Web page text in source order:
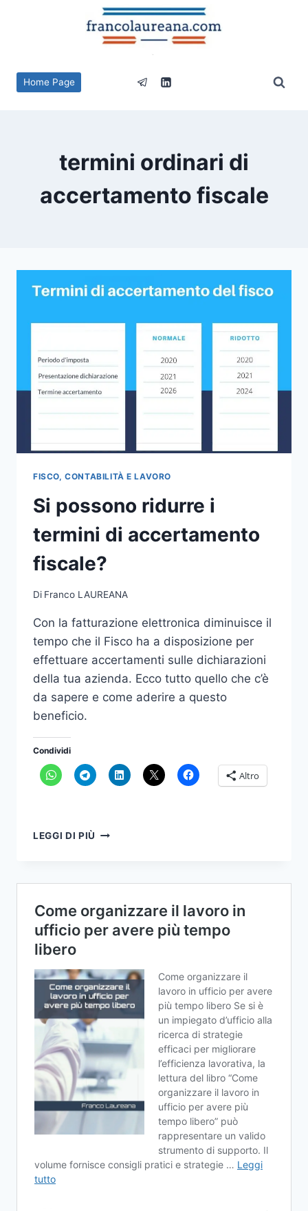
Home Page
termini ordinari di
accertamento fiscale
FISCO, CONTABILITÀ E LAVORO
Si possono ridurre i
termini di accertamento
fiscale?
Di Franco LAUREANA
Con la fatturazione elettronica diminuisce il
tempo che il Fisco ha a disposizione per
effettuare accertamenti sulle dichiarazioni
della tua azienda. Ecco tutto quello che c’è
da sapere e come aderire a questo
beneficio.
Condividi
Altro
LEGGI DI PIÙ
ACCERTAMENTO
FISCALE?